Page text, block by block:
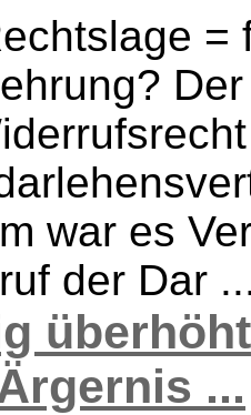
=
war es
der Dar
...